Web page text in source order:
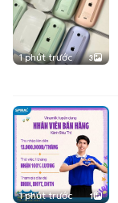
1 phút trước 3
1 phút trước 1